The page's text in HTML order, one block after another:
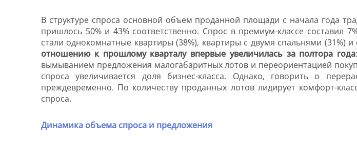
В структуре спроса основной объем проданной площади с начала года
пришлось 50% и 43% соответственно. Спрос в премиум-классе
стали однокомнатные квартиры (38%), квартиры с двумя спальнями (31%)
отношению к прошлому кварталу впервые увеличилась за полтора года
вымыванием предложения малогабаритных лотов и переориентацией
спроса увеличивается доля бизнес-класса. Однако, говорить о
преждевременно. По количеству проданных лотов лидирует комфорт-
спроса.
Динамика объема спроса и предложения